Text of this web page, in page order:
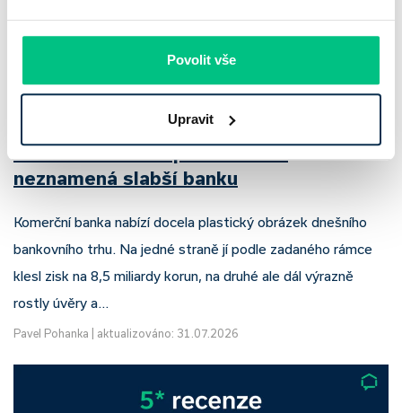
Povolit vše
Upravit
Komerční banka: pokles zisku
neznamená slabší banku
Komerční banka nabízí docela plastický obrázek dnešního
bankovního trhu. Na jedné straně jí podle zadaného rámce
klesl zisk na 8,5 miliardy korun, na druhé ale dál výrazně
rostly úvěry a…
Pavel Pohanka aktualizováno: 31.07.2026